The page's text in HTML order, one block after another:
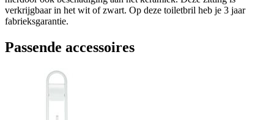
verkrijgbaar in het wit of zwart. Op deze toiletbril heb je 3 jaar
fabrieksgarantie.
Passende accessoires